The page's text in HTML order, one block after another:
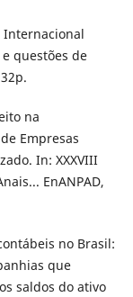
Internacional
questões de
na
Empresas
In: XXXVIII
EnANPAD,
no Brasil:
que
saldos do ativo